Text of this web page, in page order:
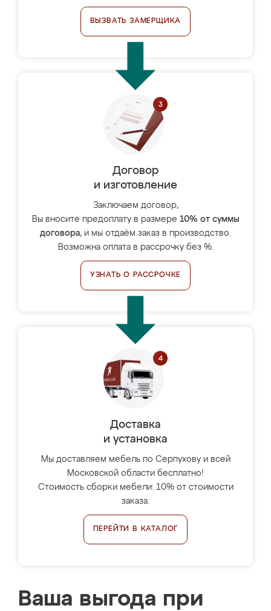
ВЫЗВАТЬ ЗАМЕРЩИКА
Договор
и изготовление
Заключаем договор,
Вы вносите предоплату в размере 10% от суммы
договора, и мы отдаём заказ в производство.
Возможна оплата в рассрочку без %.
УЗНАТЬ О РАССРОЧКЕ
Доставка
и установка
Мы доставляем мебель по Серпухову и всей
Московской области бесплатно!
Стоимость сборки мебели: 10% от стоимости
заказа.
ПЕРЕЙТИ В КАТАЛОГ
Ваша выгода при